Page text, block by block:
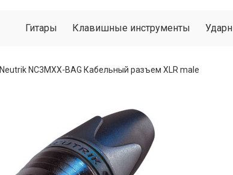
Гитары Клавишные инструменты
Neutrik NC3MXX-BAG Кабельный разъем XLR male